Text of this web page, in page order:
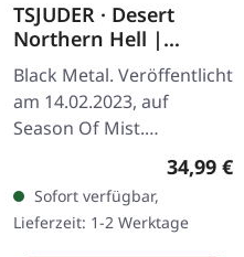
TSJUDER · Desert
Northern Hell |
SILVER 2LP
Black Metal. Veröffentlicht
am 14.02.2023, auf
Season Of Mist.
Silberfarbenes Doppel-
Vinyl, limitiert auf 500
Stück im Gatefold-Cover.
Tjuders…
34,99 €
Sofort verfügbar,
Lieferzeit: 1-2 Werktage